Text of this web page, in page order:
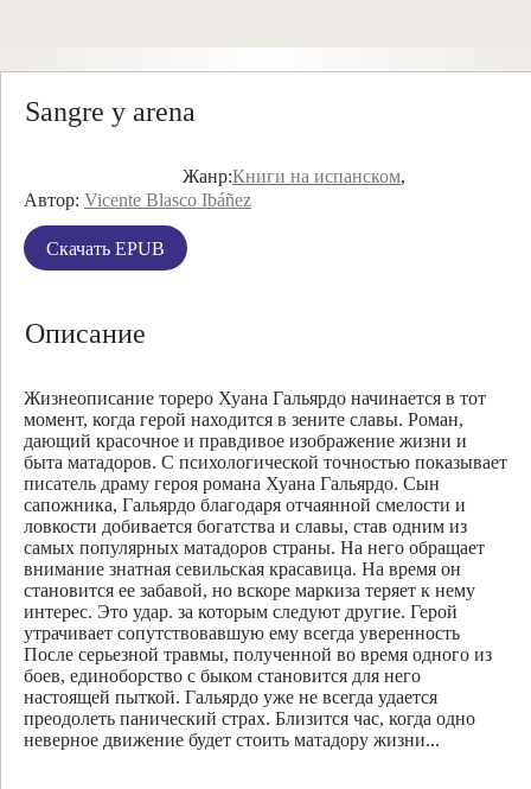
Sangre y arena
Жанр:Книги на испанском,
Автор: Vicente Blasco Ibáñez
Скачать EPUB
Описание
Жизнеописание тореро Хуана Гальярдо начинается в тот
момент, когда герой находится в зените славы. Роман,
дающий красочное и правдивое изображение жизни и
быта матадоров. С психологической точностью показывает
писатель драму героя романа Хуана Гальярдо. Сын
сапожника, Гальярдо благодаря отчаянной смелости и
ловкости добивается богатства и славы, став одним из
самых популярных матадоров страны. На него обращает
внимание знатная севильская красавица. На время он
становится ее забавой, но вскоре маркиза теряет к нему
интерес. Это удар. за которым следуют другие. Герой
утрачивает сопутствовавшую ему всегда уверенность
После серьезной травмы, полученной во время одного из
боев, единоборство с быком становится для него
настоящей пыткой. Гальярдо уже не всегда удается
преодолеть панический страх. Близится час, когда одно
неверное движение будет стоить матадору жизни...